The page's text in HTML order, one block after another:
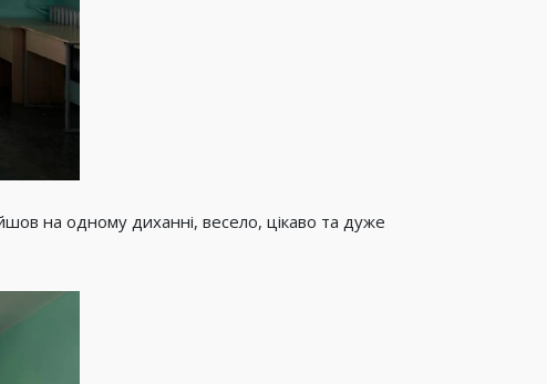
на одному диханні, весело, цікаво та дуже